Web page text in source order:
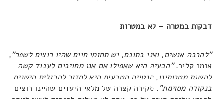
דבקות במטרה – לא במטרות
"להרבה אנשים, ואני בתוכם, יש תחומי חיים שהיו רוצים לשפר",
אומר קליר."הבעיה היא שאפילו אם אנו מחויבים לעבוד קשה
להשגת מטרותינו, הנטייה הטבעית היא לחזור להרגלים הישנים
בנקודה מסוימת". סקירה קצרה של מלאי היעדים שהיינו רוצים